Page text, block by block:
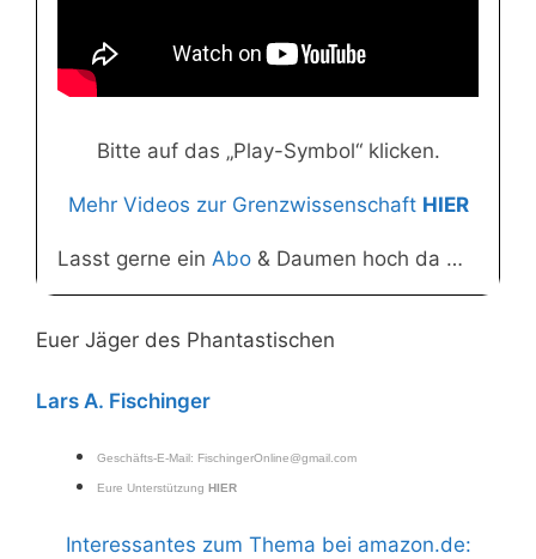
Bitte auf das „Play-Symbol“ klicken.
Mehr Videos zur Grenzwissenschaft HIER
Lasst gerne ein Abo & Daumen hoch da …
Euer Jäger des Phantastischen
Lars A. Fischinger
Geschäfts-E-Mail: FischingerOnline@gmail.com
Eure Unterstützung HIER
Interessantes zum Thema bei amazon.de: